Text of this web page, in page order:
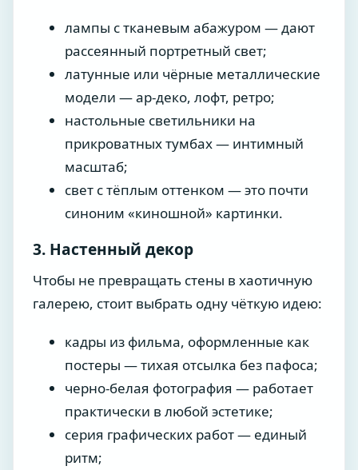
лампы с тканевым абажуром — дают
рассеянный портретный свет;
латунные или чёрные металлические
модели — ар-деко, лофт, ретро;
настольные светильники на
прикроватных тумбах — интимный
масштаб;
свет с тёплым оттенком — это почти
синоним «киношной» картинки.
3. Настенный декор
Чтобы не превращать стены в хаотичную
галерею, стоит выбрать одну чёткую идею:
кадры из фильма, оформленные как
постеры — тихая отсылка без пафоса;
черно-белая фотография — работает
практически в любой эстетике;
серия графических работ — единый
ритм;